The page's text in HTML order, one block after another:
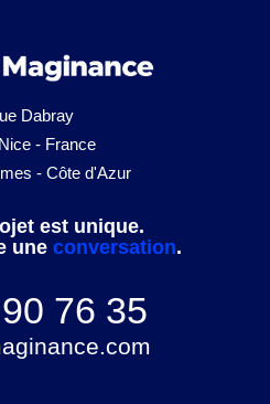
Dabray
- France
- Côte d'Azur
est unique.
une conversation.
76 35